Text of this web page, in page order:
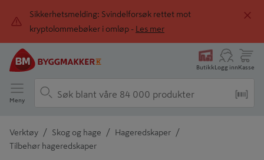
Sikkerhetsmelding: Svindelforsøk rettet mot
kryptolommebøker i omløp -
Les mer
ButikkLogg innKasse
Meny
Verktøy / Skog og hage / Hageredskaper /
Tilbehør hageredskaper